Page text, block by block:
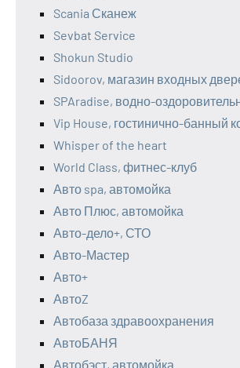
Scania Сканеж
Sevbat Service
Shokun Studio
Sidoorov, магазин входных
SPAradise, водно-
Vip House, гостинично-банный
Whisper of the heart
World Class, фитнес-клуб
Авто spa, автомойка
Авто Плюс, автомойка
Авто-дело+, СТО
Авто-Мастер
Авто+
АвтоZ
Автобаза здравоохранения
АвтоБАНЯ
Автобэст, автомойка